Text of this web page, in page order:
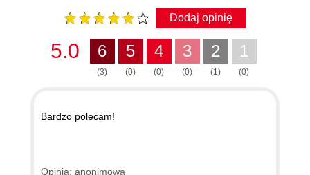
Dodaj opinię
5.0 6
(3)
5
(0)
4
(0)
3
(0)
2
(1)
1
(0)
Bardzo polecam!
Opinia: anonimowa